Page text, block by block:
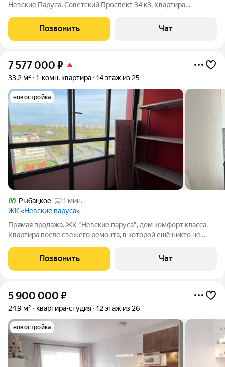
Невские Паруса, Советский Проспект 34 к3. Квартира
кирпичного дома. Высота потолков 2.75 метра. До станции
метро Рыбацкое всего 15 минут
Позвонить Чат
7 577 000 ₽
33,2 м² 1-комн. квартира 14 этаж из 25
новостройка
Рыбацкое
11 мин.
ЖК «Невские паруса»
Прямая продажа. ЖК "Невские паруса", дом комфорт класса.
Квартира после свежего ремонта, в которой ещё никто не
детские площадки, парковочные места. Рядом построена
школа. В доме - продуктовые
Позвонить Чат
5 900 000 ₽
24,9 м² квартира-студия 12 этаж из 26
новостройка